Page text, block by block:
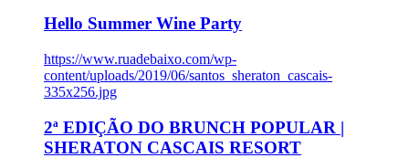
Hello Summer Wine Party
https://www.ruadebaixo.com/wp-
content/uploads/2019/06/santos_sheraton_cascais-
335x256.jpg
2ª EDIÇÃO DO BRUNCH POPULAR |
SHERATON CASCAIS RESORT